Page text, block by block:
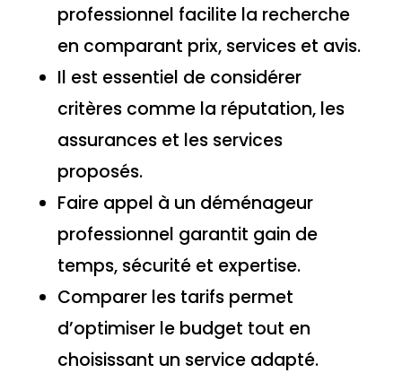
professionnel facilite la recherche
en comparant prix, services et avis.
Il est essentiel de considérer
critères comme la réputation, les
assurances et les services
proposés.
Faire appel à un déménageur
professionnel garantit gain de
temps, sécurité et expertise.
Comparer les tarifs permet
d’optimiser le budget tout en
choisissant un service adapté.